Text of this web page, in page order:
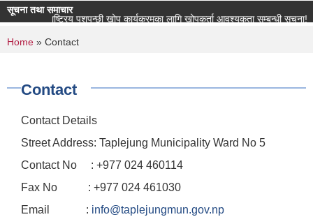
सूचना तथा समाचार
राष्ट्रिय पशुपन्छी खोप कार्यक्रमका लागि खोपकर्ता आवश्यकता सम्बन्धी सूचना!
You are here
Home » Contact
Contact
Contact Details
Street Address: Taplejung Municipality Ward No 5
Contact No : +977 024 460114
Fax No : +977 024 461030
Email : info@taplejungmun.gov.np